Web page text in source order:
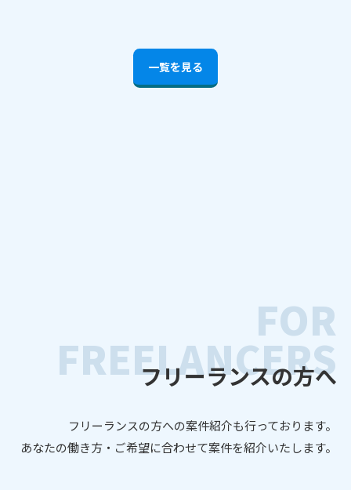
ホーム
働く環境
自社ポータルサイト
応募の流れ
求人情報
一覧を見る
FOR
FREELANCERS
フリーランスの方へ
フリーランスの方への案件紹介も行っております。
あなたの働き方・ご希望に合わせて案件を紹介いたします。